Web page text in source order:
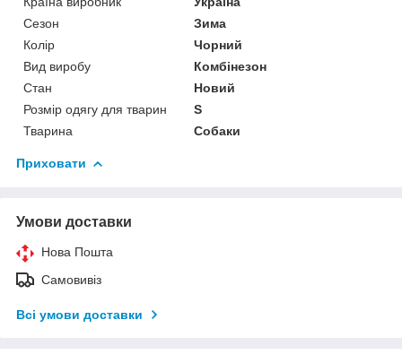
Сезон
Зима
Колір
Чорний
Вид виробу
Комбінезон
Стан
Новий
Розмір одягу для тварин
S
Тварина
Собаки
Приховати
Умови доставки
Нова Пошта
Самовивіз
Всі умови доставки